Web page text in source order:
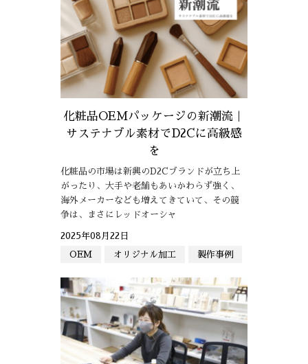
化粧品OEMパッケージの新潮流｜
サステナブル素材でD2Cに高級感
を
化粧品の市場は新興のD2Cブランドが立ち上
がったり、大手や老舗もあいかわらず強く、
海外メーカーなども増えてきていて、その競
争は、まさにレッドオーシャ
2025年08月22日
OEM オリジナル加工 製作事例